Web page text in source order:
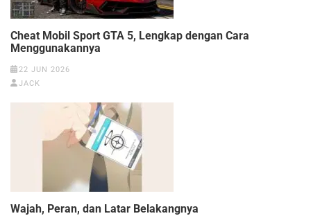
Cheat Mobil Sport GTA 5, Lengkap dengan Cara
Menggunakannya
22 JUN 2026
JACK
Wajah, Peran, dan Latar Belakangnya